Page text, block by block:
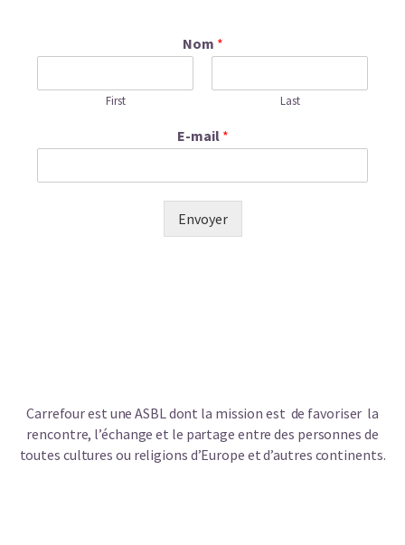
Nom *
First Last
E-mail *
Envoyer
Carrefour est une ASBL dont la mission est de favoriser la
rencontre, l’échange et le partage entre des personnes de
toutes cultures ou religions d’Europe et d’autres continents.